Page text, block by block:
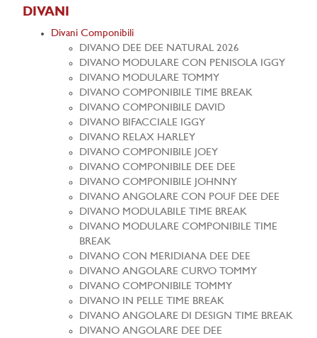
DIVANI
Divani Componibili
DIVANO DEE DEE NATURAL 2026
DIVANO MODULARE CON PENISOLA IGGY
DIVANO MODULARE TOMMY
DIVANO COMPONIBILE TIME BREAK
DIVANO COMPONIBILE DAVID
DIVANO BIFACCIALE IGGY
DIVANO RELAX HARLEY
DIVANO COMPONIBILE JOEY
DIVANO COMPONIBILE DEE DEE
DIVANO COMPONIBILE JOHNNY
DIVANO ANGOLARE CON POUF DEE DEE
DIVANO MODULABILE TIME BREAK
DIVANO MODULARE COMPONIBILE TIME
BREAK
DIVANO CON MERIDIANA DEE DEE
DIVANO ANGOLARE CURVO TOMMY
DIVANO COMPONIBILE TOMMY
DIVANO IN PELLE TIME BREAK
DIVANO ANGOLARE DI DESIGN TIME BREAK
DIVANO ANGOLARE DEE DEE